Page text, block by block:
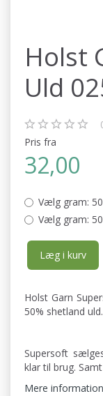
Holst
Uld
Pris fra
32,00
Vælg gram:
Vælg gram:
Læg i kurv
Holst Garn
50% shetland uld.
Supersoft
klar til brug.
Mere information